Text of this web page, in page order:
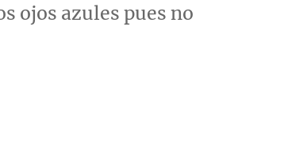
ojos azules pues no